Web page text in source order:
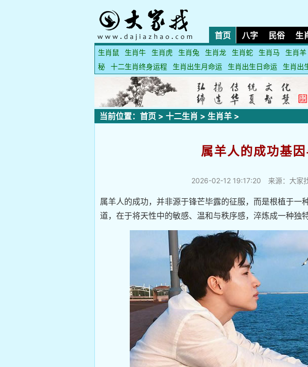
首页 八字 民俗 生
生肖鼠 生肖牛 生肖虎 生肖兔 生肖龙 生肖蛇 生肖马 生肖羊
秘
十二生肖终身运程 生肖出生月命运 生肖出生日命运 生肖出
当前位置： 首页 > 十二生肖 > 生肖羊 >
属羊人的成功基
2026-02-12 19:17:20 来源：大家
属羊人的成功，并非源于锋芒毕露的征服，而是根植于一
道，在于将天性中的敏感、温和与秩序感，淬炼成一种独